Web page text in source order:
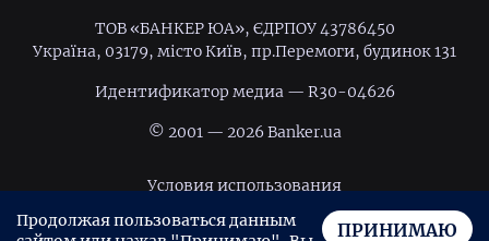
ТОВ «БАНКЕР ЮА», ЄДРПОУ 43786450
Україна, 03179, місто Київ, пр.Перемоги, будинок 131
Идентификатор медиа — R30-04626
© 2001 — 2026 Banker.ua
Условия использования
Политика конфиденциальностиПРИНИМАЮ
Продолжая пользоваться данным